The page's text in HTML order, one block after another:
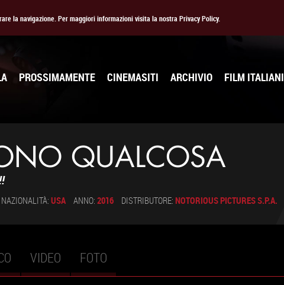
la navigazione. Per maggiori informazioni visita la nostra Privacy Policy.
PROSSIMAMENTE CINEMASITI ARCHIVIO FILM ITALIANI
QUALCOSA
NAZIONALITÀ: USA ANNO: 2016 DISTRIBUTORE: NOTORIOUS PICTURES S.P.A.
VIDEO FOTO